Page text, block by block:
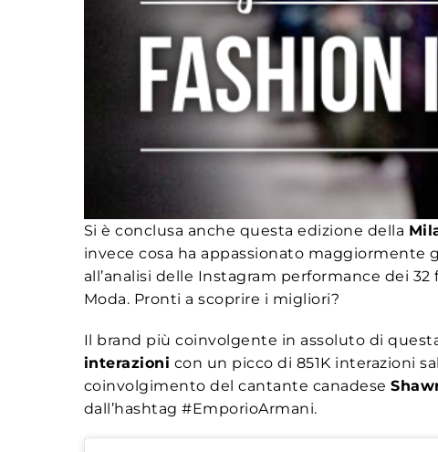
Si è conclusa anche questa edizione della
invece cosa ha appassionato maggiormente
all’analisi delle Instagram performance dei
Moda. Pronti a scoprire i migliori?
Il brand più coinvolgente in assoluto di
interazioni con un picco di 851K interazioni
coinvolgimento del cantante canadese
dall’hashtag #EmporioArmani.